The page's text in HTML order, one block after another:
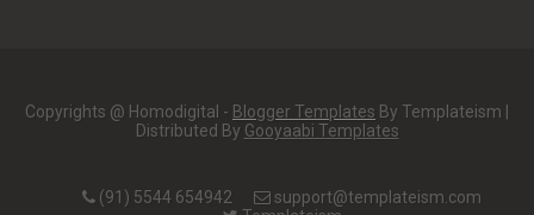
Copyrights @ Homodigital - Blogger Templates By Templateism |
Distributed By Gooyaabi Templates
(91) 5544 654942
support@templateism.com